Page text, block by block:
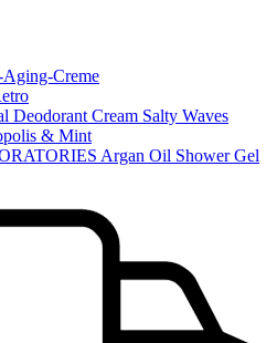
Creme
Deodorant Cream Salty Waves
& Mint
Argan Oil Shower Gel